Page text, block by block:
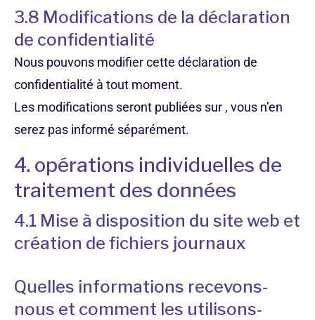
3.8 Modifications de la déclaration
de confidentialité
Nous pouvons modifier cette déclaration de
confidentialité à tout moment.
Les modifications seront publiées sur , vous n’en
serez pas informé séparément.
4. opérations individuelles de
traitement des données
4.1 Mise à disposition du site web et
création de fichiers journaux
Quelles informations recevons-
nous et comment les utilisons-